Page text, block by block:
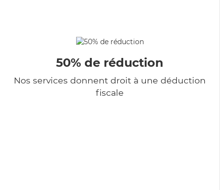
50% de réduction
Nos services donnent droit à une déduction
fiscale